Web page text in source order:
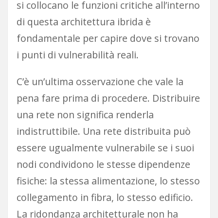
si collocano le funzioni critiche all’interno
di questa architettura ibrida è
fondamentale per capire dove si trovano
i punti di vulnerabilità reali.
C’è un’ultima osservazione che vale la
pena fare prima di procedere. Distribuire
una rete non significa renderla
indistruttibile. Una rete distribuita può
essere ugualmente vulnerabile se i suoi
nodi condividono le stesse dipendenze
fisiche: la stessa alimentazione, lo stesso
collegamento in fibra, lo stesso edificio.
La ridondanza architetturale non ha